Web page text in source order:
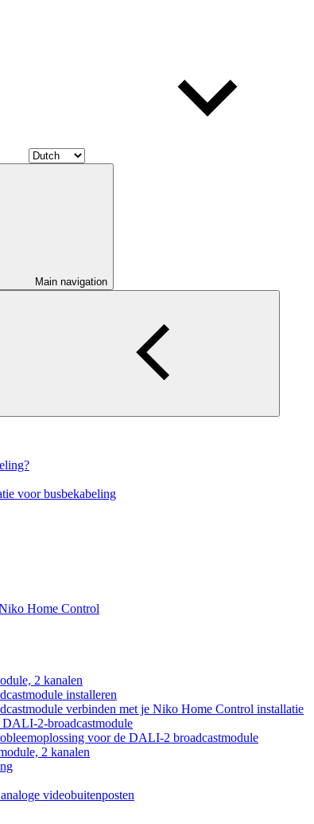
Main navigation
voor busbekabeling
Home Control
2 kanalen
installeren
verbinden met je Niko Home Control installatie
DALI-2-broadcastmodule
voor de DALI-2 broadcastmodule
2 kanalen
videobuitenposten